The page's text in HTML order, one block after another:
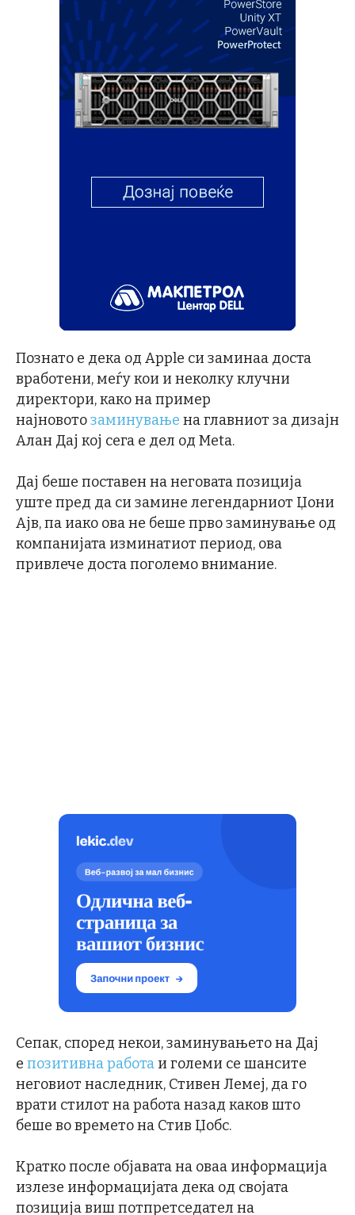
Познато е дека од Apple си заминаа доста
вработени, меѓу кои и неколку клучни
директори, како на пример
најновотозаминување на главниот за дизајн
Алан Дај кој сега е дел од Meta.
Дај беше поставен на неговата позиција
уште пред да си замине легендарниот Џони
Ајв, па иако ова не беше прво заминување од
компанијата изминатиот период, ова
привлече доста поголемо внимание.
Сепак, според некои, заминувањето на Дај
е позитивна работа и големи се шансите
неговиот наследник, Стивен Лемеј, да го
врати стилот на работа назад каков што
беше во времето на Стив Џобс.
Кратко после објавата на оваа информација
излезе информацијата дека од својата
позиција виш потпретседател на